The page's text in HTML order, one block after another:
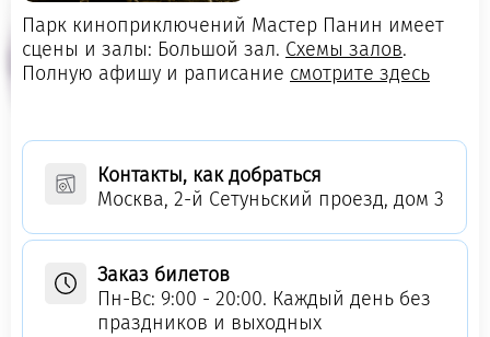
Парк киноприключений Мастер Панин имеет
сцены и залы: Большой зал. Схемы залов.
Полную афишу и раписание смотрите здесь
Контакты, как добраться
Москва, 2-й Сетуньский проезд, дом 3
Заказ билетов
Пн-Вс: 9:00 - 20:00. Каждый день без
праздников и выходных